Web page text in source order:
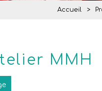
Accueil >
MMH